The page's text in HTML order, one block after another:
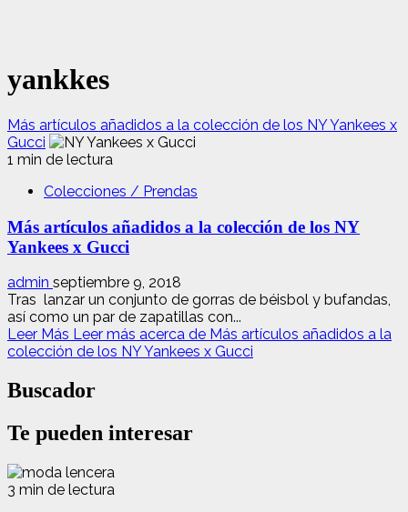
yankkes
Más artículos añadidos a la colección de los NY Yankees x
Gucci
1 min de lectura
Colecciones / Prendas
Más artículos añadidos a la colección de los NY
Yankees x Gucci
admin septiembre 9, 2018
Tras lanzar un conjunto de gorras de béisbol y bufandas,
así como un par de zapatillas con...
Leer Más Leer más acerca de Más artículos añadidos a la
colección de los NY Yankees x Gucci
Buscador
Te pueden interesar
3 min de lectura